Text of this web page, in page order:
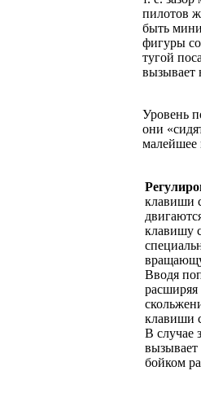
пилотов
быть
фигуры
тугой
вызывает
Уровень
они
малейшее
клавиши
клавишу
Вводя
расширяя
клавиши
В случае
вызывает
бойком